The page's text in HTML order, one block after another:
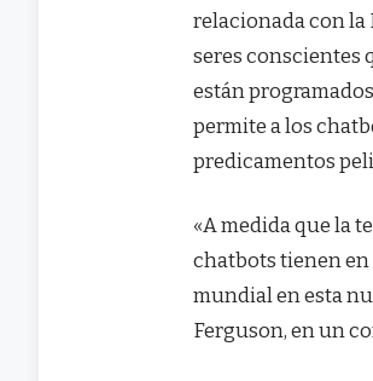
relacionada con la
seres conscientes
están
permite a los
predicamentos
«A medida que la
chatbots tienen en
mundial en esta
Ferguson, en un